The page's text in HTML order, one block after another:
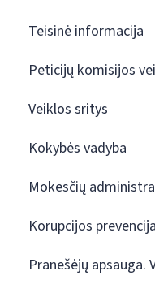
Teisinė informacija
Peticijų komisijos
Veiklos sritys
Kokybės vadyba
Mokesčių
Korupcijos prevencija
Pranešėjų apsauga.